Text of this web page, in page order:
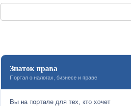
Знаток права
Портал о налогах, бизнесе и праве
Вы на портале для тех, кто хочет